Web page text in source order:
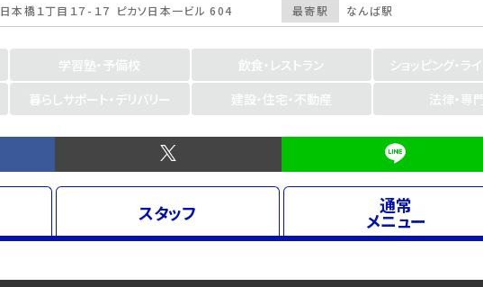
最寄駅 なんば駅
日本橋１丁目１７-１７ ピカソ日本一ビル 604
学習塾・予備校 飲食・レストラン
ショッピング・ラ
暮らしサポート・デリバリー 建設・住宅・不動産 法律・専
スタッフ 通常
メニュー